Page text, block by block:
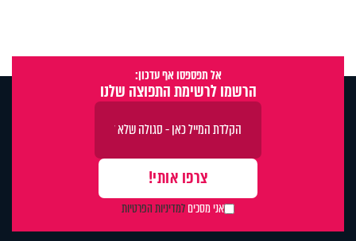
אל תפספסו אף עדכון:
הרשמו לרשימת התפוצה שלנו
אני מסכיםלמדיניות הפרטיות